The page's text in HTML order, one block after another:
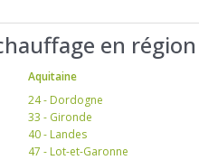
en région
Aquitaine
24 - Dordogne
33 - Gironde
40 - Landes
47 - Lot-et-Garonne